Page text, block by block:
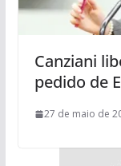
Canziani
pedido de
27 de maio de